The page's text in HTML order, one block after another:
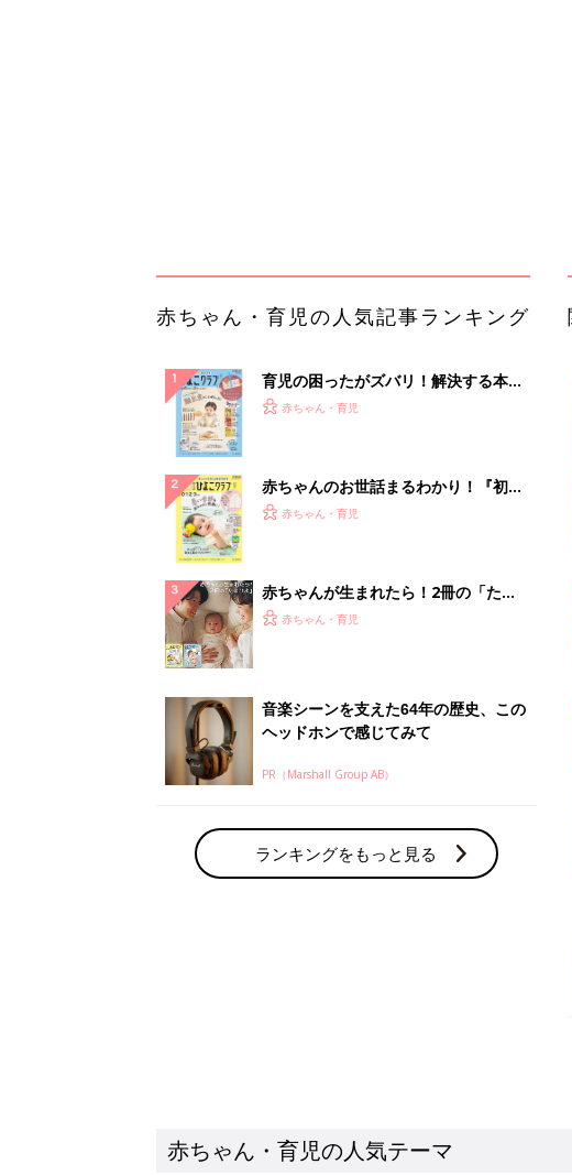
ヘッドホンで感じてみて
PR（Marshall Group AB）
ランキングをもっと見る
赤ちゃん・育児の人気テーマ
育児日記・マンガ